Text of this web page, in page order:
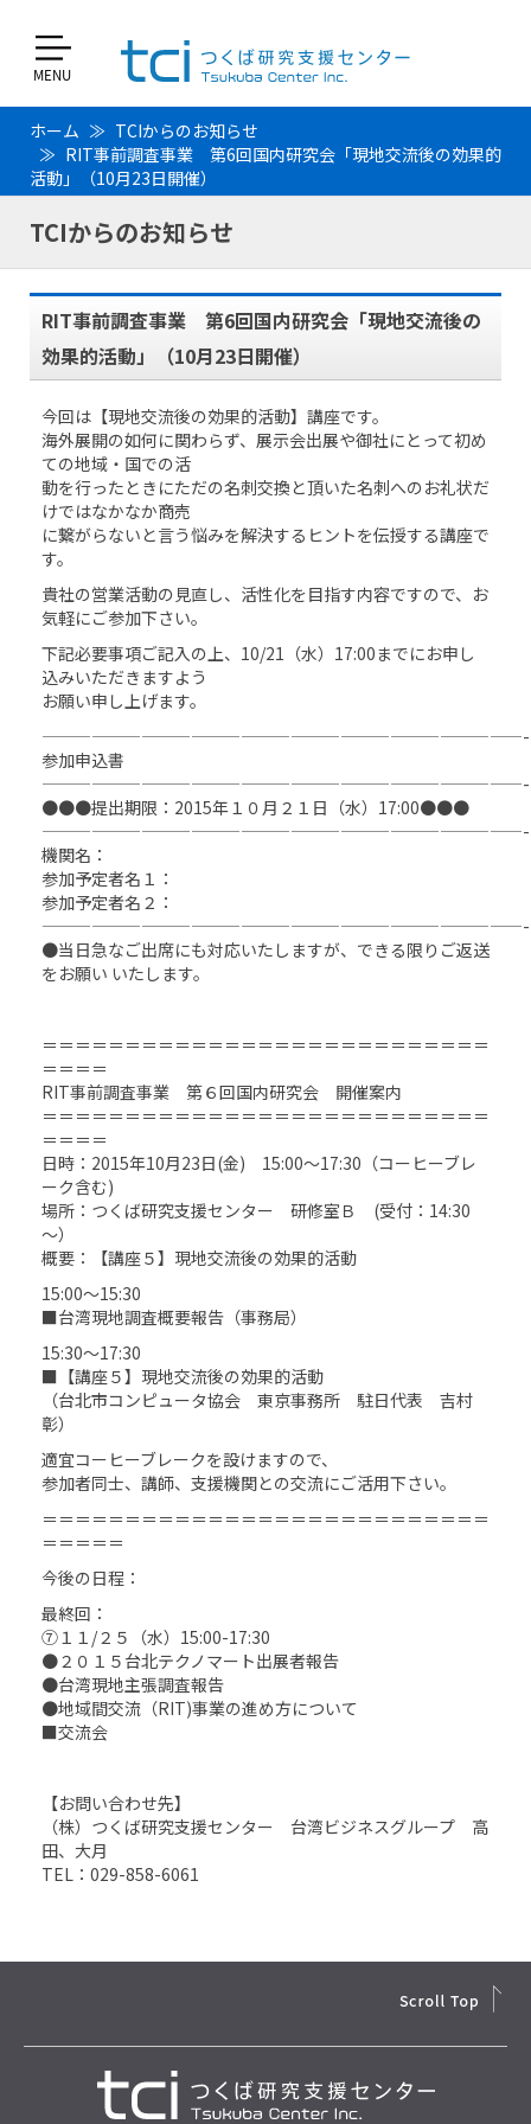
ホーム
TCIからのお知らせ
RIT事前調査事業 第6回国内研究会「現地交流後の効果的
活動」（10月23日開催）
TCIからのお知らせ
RIT事前調査事業 第6回国内研究会「現地交流後の
効果的活動」（10月23日開催）
今回は【現地交流後の効果的活動】講座です。
海外展開の如何に関わらず、展示会出展や御社にとって初め
ての地域・国での活
動を行ったときにただの名刺交換と頂いた名刺へのお礼状だ
けではなかなか商売
に繋がらないと言う悩みを解決するヒントを伝授する講座で
す。
貴社の営業活動の見直し、活性化を目指す内容ですので、お
気軽にご参加下さい。
下記必要事項ご記入の上、10/21（水）17:00までにお申し
込みいただきますよう
お願い申し上げます。
—————————————————————————————-
参加申込書
—————————————————————————————-
●●●提出期限：2015年１０月２１日（水）17:00●●●
—————————————————————————————-
機関名：
参加予定者名１：
参加予定者名２：
—————————————————————————————-
●当日急なご出席にも対応いたしますが、できる限りご返送
をお願い いたします。
＝＝＝＝＝＝＝＝＝＝＝＝＝＝＝＝＝＝＝＝＝＝＝＝＝＝＝
＝＝＝＝
RIT事前調査事業 第６回国内研究会 開催案内
＝＝＝＝＝＝＝＝＝＝＝＝＝＝＝＝＝＝＝＝＝＝＝＝＝＝＝
＝＝＝＝
日時：2015年10月23日(金) 15:00～17:30（コーヒーブレ
ーク含む)
場所：つくば研究支援センター 研修室Ｂ (受付：14:30
～）
概要：【講座５】現地交流後の効果的活動
15:00～15:30
■台湾現地調査概要報告（事務局）
15:30～17:30
■【講座５】現地交流後の効果的活動
（台北市コンピュータ協会 東京事務所 駐日代表 吉村
彰）
適宜コーヒーブレークを設けますので、
参加者同士、講師、支援機関との交流にご活用下さい。
＝＝＝＝＝＝＝＝＝＝＝＝＝＝＝＝＝＝＝＝＝＝＝＝＝＝＝
＝＝＝＝＝
今後の日程：
最終回：
⑦１１/２５（水）15:00-17:30
●２０１５台北テクノマート出展者報告
●台湾現地主張調査報告
●地域間交流（RIT)事業の進め方について
■交流会
【お問い合わせ先】
（株）つくば研究支援センター 台湾ビジネスグループ 高
田、大月
TEL：029-858-6061